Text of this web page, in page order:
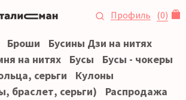
Профиль (0)
Броши
Бусины Дзи на нитях
на нитях
Бусы
Бусы - чокеры
серьги
Кулоны
браслет, серьги)
Распродажа